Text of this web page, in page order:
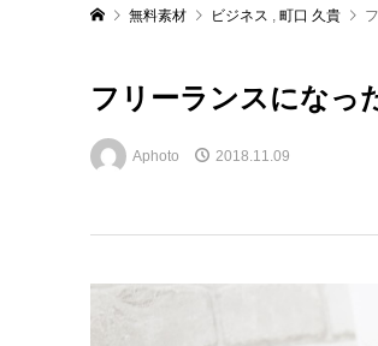
無料素材 ビジネス , 町口 久貴
フリーランスになっ
Aphoto 2018.11.09